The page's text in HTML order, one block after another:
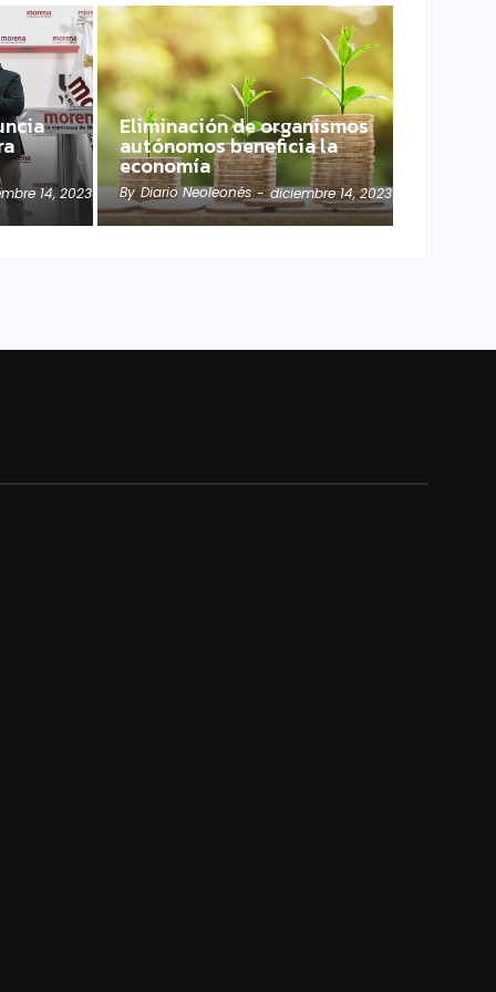
14, 2023
Eliminación de organismos
autónomos beneficia la
economía
By Diario Neoleonés - diciembre 14, 2023